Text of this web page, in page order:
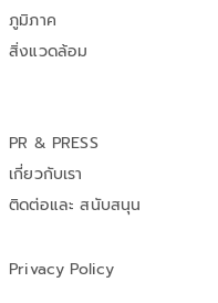
ภูมิภาค
สิ่งแวดล้อม
PR & PRESS
เกี่ยวกับเรา
ติดต่อและ สนับสนุน
Privacy Policy